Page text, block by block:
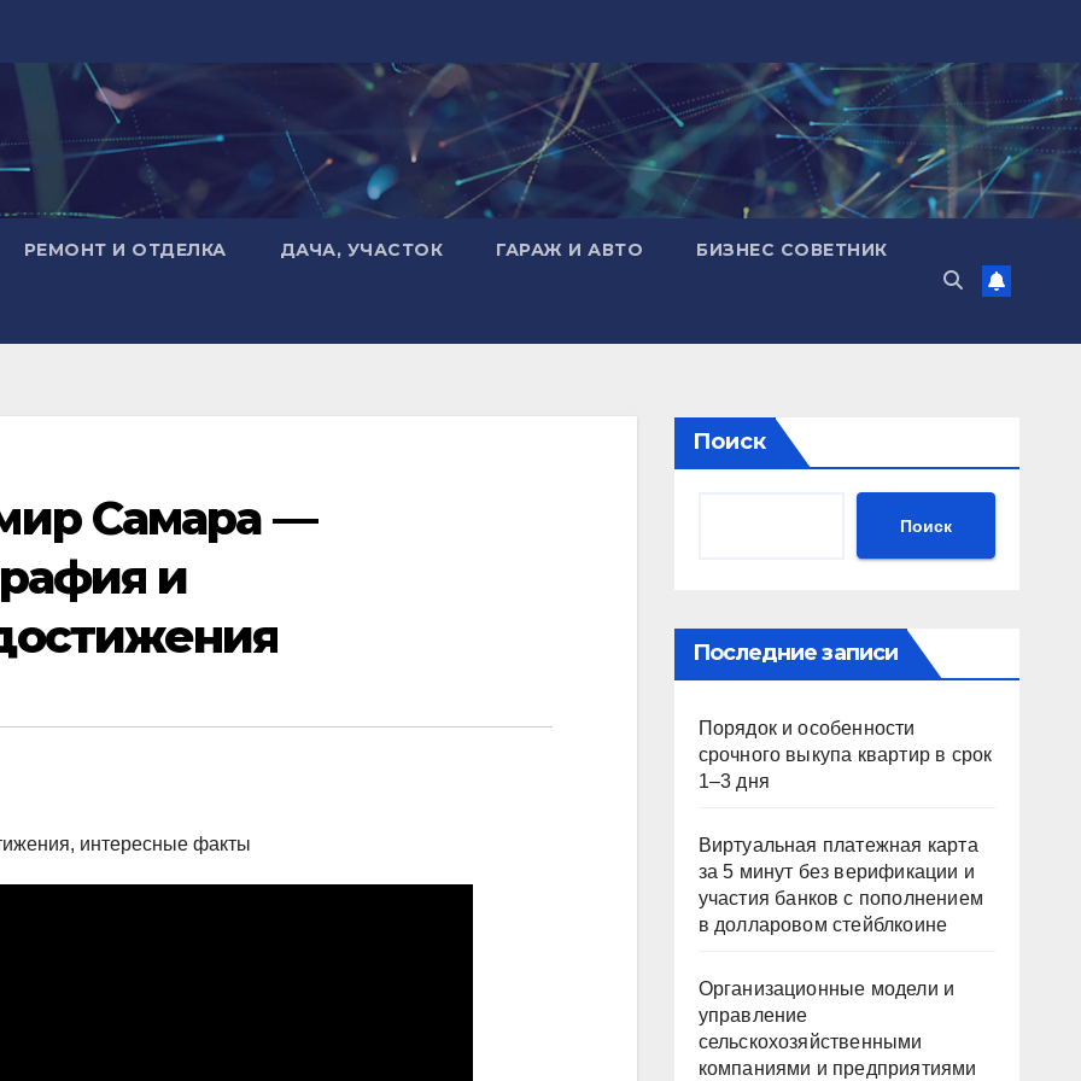
РЕМОНТ И ОТДЕЛКА ДАЧА, УЧАСТОК ГАРАЖ И АВТО БИЗНЕС СОВЕТНИК
Самара —
и
Поиск
Поиск
Последние записи
Порядок и особенности
срочного выкупа квартир в срок
1–3 дня
Виртуальная платежная карта
за 5 минут без верификации и
участия банков с пополнением
в долларовом стейблкоине
Организационные модели и
управление
сельскохозяйственными
компаниями и предприятиями